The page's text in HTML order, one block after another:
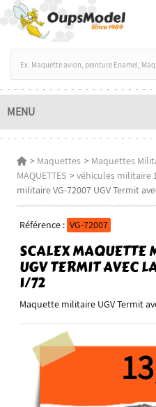
MENU
> Maquettes > Maquettes
MAQUETTES >véhicules militaire
militaire VG-72007 UGV Termit
Référence : VG-72007
SCALEX
UGV TERMIT AVEC
1/72
Maquette militaire UGV Termit